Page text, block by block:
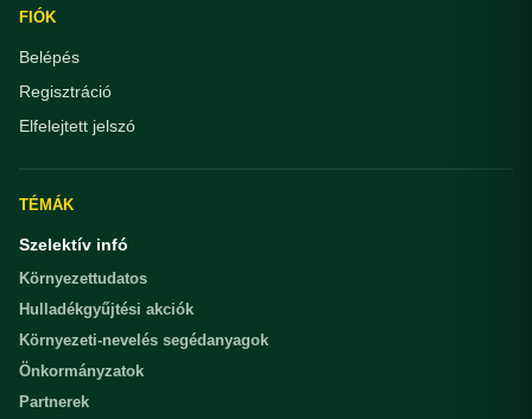
FIÓK
Belépés
Regisztráció
Elfelejtett jelszó
TÉMÁK
Szelektív infó
Környezettudatos
Hulladékgyűjtési akciók
Környezeti-nevelés segédanyagok
Önkormányzatok
Partnerek